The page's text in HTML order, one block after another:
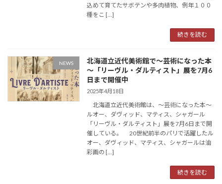
込めて育てたサボテンや多肉植物、例年１００
種をこ […]
続きを読む
NEWS
北海道立近代美術館で～芸術になった本
～「リーヴル・ダルティスト」展を7月6
日まで開催中
2025年4月18日
北海道立近代美術館は、～芸術になった本～
ルオー、ダヴィッド、マティス、シャガール
「リーヴル・ダルティスト」展を7月6日まで開
催している。 20世紀前半のパリで活躍したル
オー、ダヴィッド、マティス、シャガールは油
彩画の […]
続きを読む